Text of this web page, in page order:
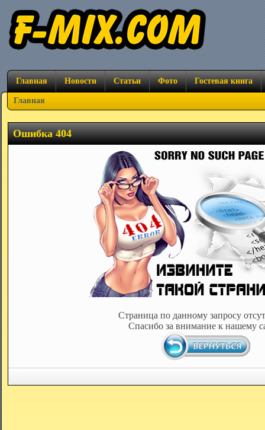
Главная Новости Статьи Фото Гостевая книга
Главная
Ошибка 404
Страница по данному запросу
Спасибо за внимание к нашему